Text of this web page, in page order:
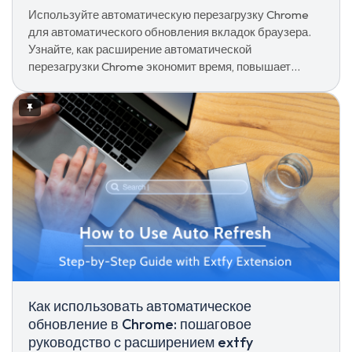
Используйте автоматическую перезагрузку Chrome
для автоматического обновления вкладок браузера.
Узнайте, как расширение автоматической
перезагрузки Chrome экономит время, повышает
Как использовать автоматическое
обновление в Chrome: пошаговое
руководство с расширением extfy